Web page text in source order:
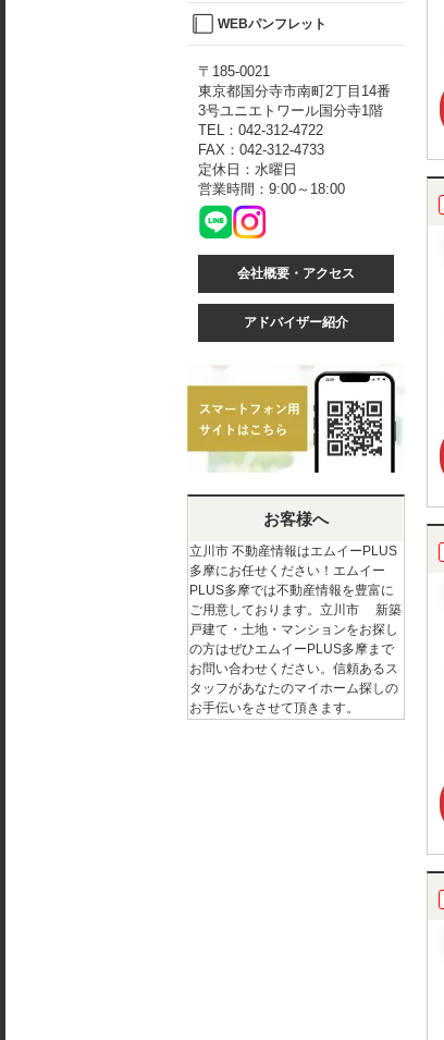
WEBパンフレット
〒185-0021
東京都国分寺市南町2丁目14番
3号ユニエトワール国分寺1階
TEL：042-312-4722
FAX：042-312-4733
定休日：水曜日
営業時間：9:00～18:00
会社概要・アクセス
アドバイザー紹介
お客様へ
立川市 不動産情報はエムイーPLUS
多摩にお任せください！エムイー
PLUS多摩では不動産情報を豊富に
ご用意しております。立川市 新築
戸建て・土地・マンションをお探し
の方はぜひエムイーPLUS多摩まで
お問い合わせください。信頼あるス
タッフがあなたのマイホーム探しの
お手伝いをさせて頂きます。